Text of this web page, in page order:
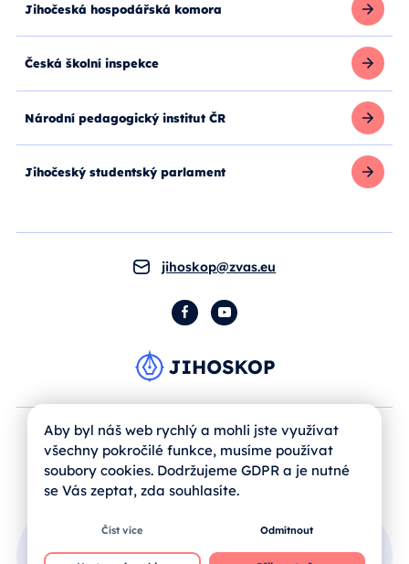
Jihočeská hospodářská komora
Česká školní inspekce
Národní pedagogický institut ČR
Jihočeský studentský parlament
jihoskop@zvas.eu
FacebookYouTube
Přihlášení uživatele
Aby byl náš web rychlý a mohli jste využívat
všechny pokročilé funkce, musíme používat
soubory cookies. Dodržujeme GDPR a je nutné
se Vás zeptat, zda souhlasíte.
Číst více Odmítnout